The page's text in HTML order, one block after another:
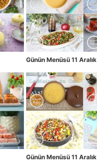
Günün Menüsü 11 Aralık
Günün Menüsü 11 Aralık